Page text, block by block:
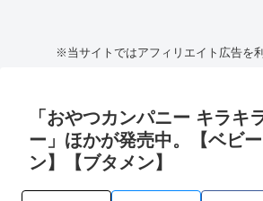
※当サイトではアフィリエイト広告を
「おやつカンパニー キラキ
ー」ほかが発売中。【ベビ
ン】【ブタメン】